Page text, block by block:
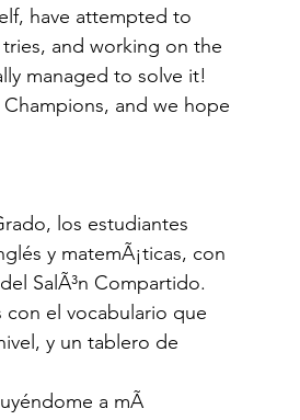
have attempted to
and working on the
managed to solve it!
and we hope
los estudiantes
y matemÃ¡ticas, con
SalÃ³n Compartido.
el vocabulario que
y un tablero de
a mÃ